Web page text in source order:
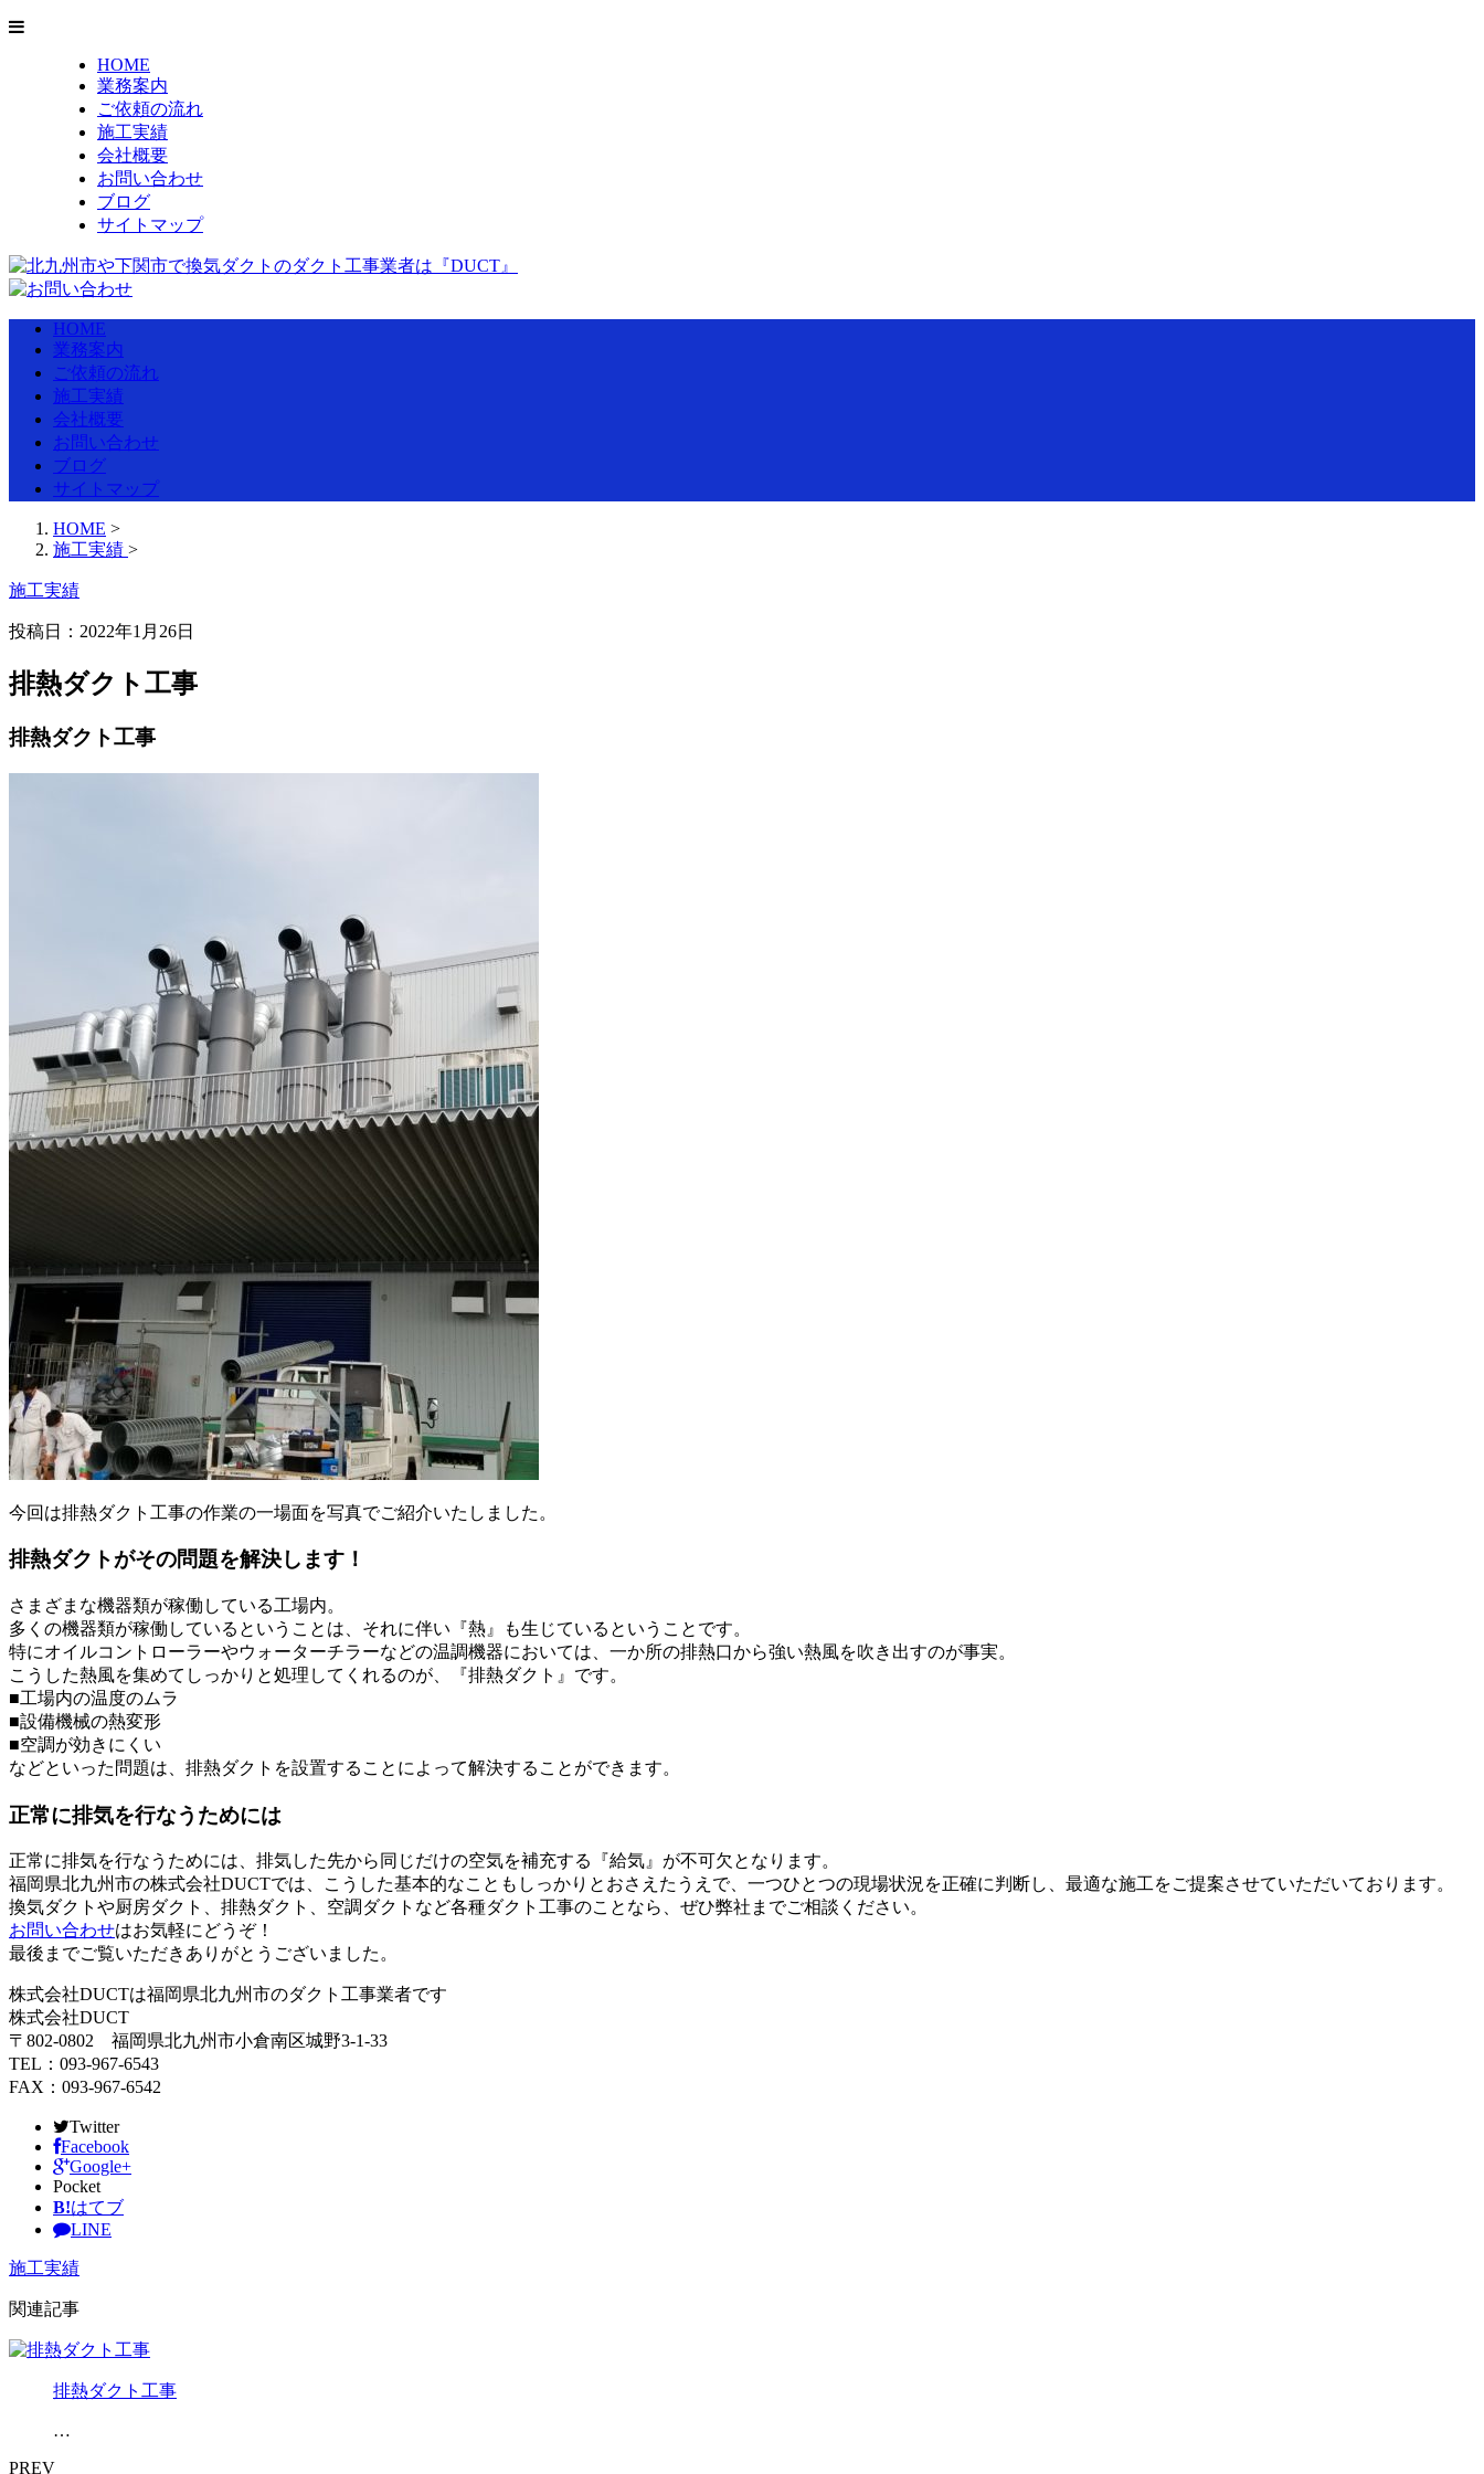
HOME
業務案内
ご依頼の流れ
施工実績
会社概要
お問い合わせ
ブログ
サイトマップ
HOME
業務案内
ご依頼の流れ
施工実績
会社概要
お問い合わせ
ブログ
サイトマップ
HOME >
施工実績 >
施工実績
投稿日：2022年1月26日
排熱ダクト工事
排熱ダクト工事
今回は排熱ダクト工事の作業の一場面を写真でご紹介いたしました。
排熱ダクトがその問題を解決します！
さまざまな機器類が稼働している工場内。
多くの機器類が稼働しているということは、それに伴い『熱』も生じているということです。
特にオイルコントローラーやウォーターチラーなどの温調機器においては、一か所の排熱口から強い熱風を吹き出すのが事実。
こうした熱風を集めてしっかりと処理してくれるのが、『排熱ダクト』です。
■工場内の温度のムラ
■設備機械の熱変形
■空調が効きにくい
などといった問題は、排熱ダクトを設置することによって解決することができます。
正常に排気を行なうためには
正常に排気を行なうためには、排気した先から同じだけの空気を補充する『給気』が不可欠となります。
福岡県北九州市の株式会社DUCTでは、こうした基本的なこともしっかりとおさえたうえで、一つひとつの現場状況を正確に判断し、最適な施工をご提案させていただいております。
換気ダクトや厨房ダクト、排熱ダクト、空調ダクトなど各種ダクト工事のことなら、ぜひ弊社までご相談ください。
お問い合わせはお気軽にどうぞ！
最後までご覧いただきありがとうございました。
株式会社DUCTは福岡県北九州市のダクト工事業者です
株式会社DUCT
〒802-0802 福岡県北九州市小倉南区城野3-1-33
TEL：093-967-6543
FAX：093-967-6542
Twitter
Facebook
Google+
Pocket
B!はてブ
LINE
施工実績
関連記事
排熱ダクト工事
…
PREV